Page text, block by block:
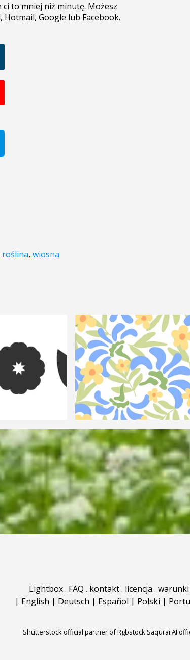
roślina, wiosna
Lightbox. FAQ . kontakt. licencja .
| English | Deutsch | Español | Polski |
Shutterstock official partner of Rgbstock Saqurai AI